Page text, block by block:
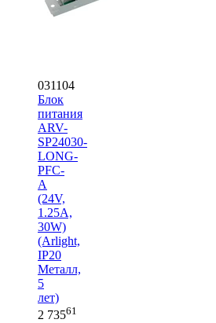
031104
Блок
питания
ARV-
SP24030-
LONG-
PFC-
A
(24V,
1.25A,
30W)
(Arlight,
IP20
Металл,
5
лет)
2 73561